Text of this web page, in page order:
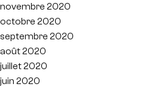
novembre 2020
octobre 2020
septembre 2020
août 2020
juillet 2020
juin 2020